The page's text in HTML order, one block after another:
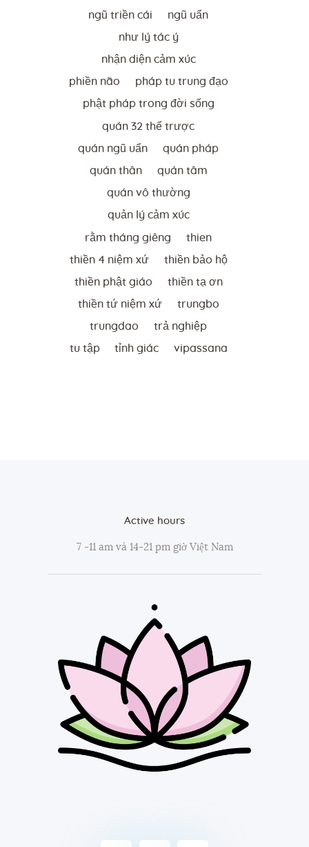
ngũ triền cái ngũ uẩn
như lý tác ý
nhận diện cảm xúc
phiền não pháp tu trung đạo
phật pháp trong đời sống
quán 32 thể trược
quán ngũ uẩn quán pháp
quán thân quán tâm
quán vô thường
quản lý cảm xúc
rằm tháng giêng thien
thiền 4 niệm xứ thiền bảo hộ
thiền phật giáo thiền tạ ơn
thiền tứ niệm xứ trungbo
trungdao trả nghiệp
tu tập tỉnh giác vipassana
Active hours
7 -11 am và 14-21 pm giờ Việt Nam